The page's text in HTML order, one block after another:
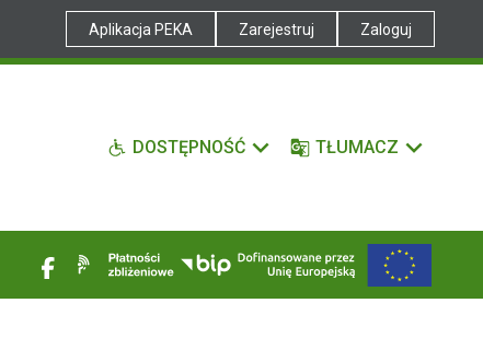
Aplikacja PEKA Zarejestruj Zaloguj
DOSTĘPNOŚĆ TŁUMACZ